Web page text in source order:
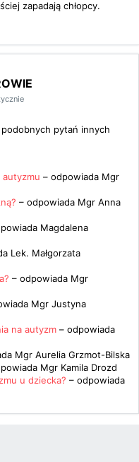
zapadają chłopcy.
pytań innych
– odpowiada Mgr
– odpowiada Mgr Anna
Magdalena
Lek. Małgorzata
– odpowiada Mgr
Mgr Justyna
na autyzm – odpowiada
Mgr Aurelia Grzmot-Bilska
Mgr Kamila Drozd
u dziecka? – odpowiada